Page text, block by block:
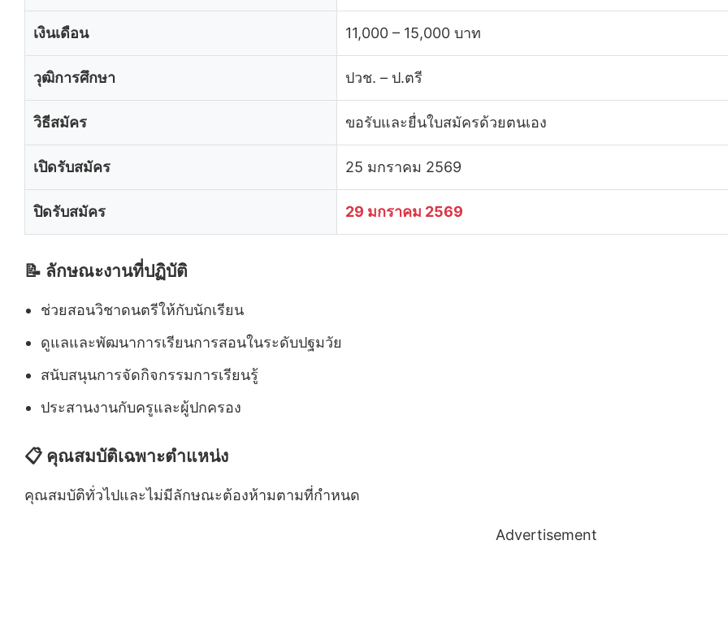
เงินเดือน 11,000 – 15,000 บาท
วุฒิการศึกษา ปวช. – ป.ตรี
วิธีสมัคร ขอรับและยื่นใบสมัครด้วยตนเอง
เปิดรับสมัคร 25 มกราคม 2569
ปิดรับสมัคร 29 มกราคม 2569
📝 ลักษณะงานที่ปฏิบัติ
ช่วยสอนวิชาดนตรีให้กับนักเรียน
ดูแลและพัฒนาการเรียนการสอนในระดับปฐมวัย
สนับสนุนการจัดกิจกรรมการเรียนรู้
ประสานงานกับครูและผู้ปกครอง
📋 คุณสมบัติเฉพาะตำแหน่ง
คุณสมบัติทั่วไปและไม่มีลักษณะต้องห้ามตามที่กำหนด
Advertisement